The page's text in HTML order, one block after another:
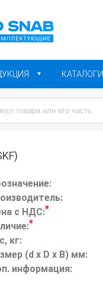
КАТАЛОГИ
с НДС:*
*
кг:
(d x D x B) мм:
информация: